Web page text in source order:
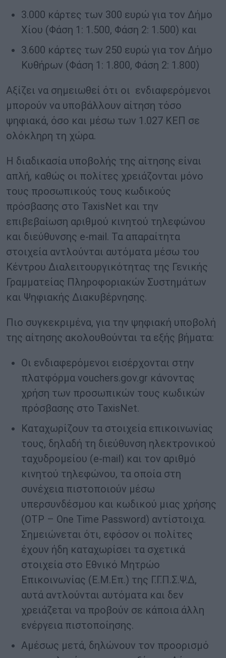
3.000 κάρτες των 300 ευρώ για τον Δήμο
Χίου (Φάση 1: 1.500, Φάση 2: 1.500) και
3.600 κάρτες των 250 ευρώ για τον Δήμο
Κυθήρων (Φάση 1: 1.800, Φάση 2: 1.800)
Αξίζει να σημειωθεί ότι οι ενδιαφερόμενοι
μπορούν να υποβάλλουν αίτηση τόσο
ψηφιακά, όσο και μέσω των 1.027 ΚΕΠ σε
ολόκληρη τη χώρα.
Η διαδικασία υποβολής της αίτησης είναι
απλή, καθώς οι πολίτες χρειάζονται μόνο
τους προσωπικούς τους κωδικούς
πρόσβασης στο TaxisNet και την
επιβεβαίωση αριθμού κινητού τηλεφώνου
και διεύθυνσης e-mail. Τα απαραίτητα
στοιχεία αντλούνται αυτόματα μέσω του
Κέντρου Διαλειτουργικότητας της Γενικής
Γραμματείας Πληροφοριακών Συστημάτων
και Ψηφιακής Διακυβέρνησης.
Πιο συγκεκριμένα, για την ψηφιακή υποβολή
της αίτησης ακολουθούνται τα εξής βήματα:
Οι ενδιαφερόμενοι εισέρχονται στην
πλατφόρμα vouchers.gov.gr κάνοντας
χρήση των προσωπικών τους κωδικών
πρόσβασης στο TaxisNet.
Καταχωρίζουν τα στοιχεία επικοινωνίας
τους, δηλαδή τη διεύθυνση ηλεκτρονικού
ταχυδρομείου (e-mail) και τον αριθμό
κινητού τηλεφώνου, τα οποία στη
συνέχεια πιστοποιούν μέσω
υπερσυνδέσμου και κωδικού μιας χρήσης
(OTP – One Time Password) αντίστοιχα.
Σημειώνεται ότι, εφόσον οι πολίτες
έχουν ήδη καταχωρίσει τα σχετικά
στοιχεία στο Εθνικό Μητρώο
Επικοινωνίας (Ε.Μ.Επ.) της Γ.Γ.Π.Σ.Ψ.Δ,
αυτά αντλούνται αυτόματα και δεν
χρειάζεται να προβούν σε κάποια άλλη
ενέργεια πιστοποίησης.
Αμέσως μετά, δηλώνουν τον προορισμό